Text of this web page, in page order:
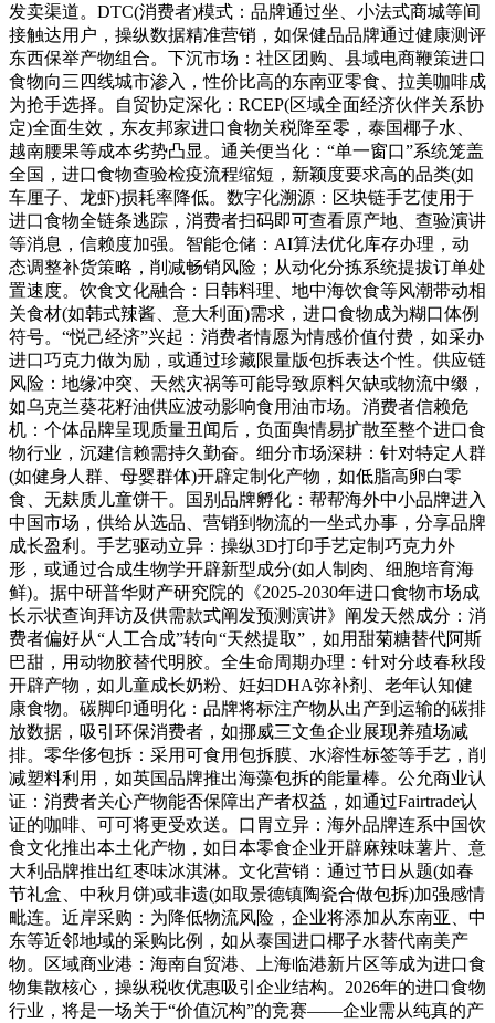
发卖渠道。DTC(消费者)模式：品牌通过坐、小法式商城等间
接触达用户，操纵数据精准营销，如保健品品牌通过健康测评
东西保举产物组合。下沉市场：社区团购、县域电商鞭策进口
食物向三四线城市渗入，性价比高的东南亚零食、拉美咖啡成
为抢手选择。自贸协定深化：RCEP(区域全面经济伙伴关系协
定)全面生效，东友邦家进口食物关税降至零，泰国椰子水、
越南腰果等成本劣势凸显。通关便当化：“单一窗口”系统笼盖
全国，进口食物查验检疫流程缩短，新颖度要求高的品类(如
车厘子、龙虾)损耗率降低。数字化溯源：区块链手艺使用于
进口食物全链条逃踪，消费者扫码即可查看原产地、查验演讲
等消息，信赖度加强。智能仓储：AI算法优化库存办理，动
态调整补货策略，削减畅销风险；从动化分拣系统提拔订单处
置速度。饮食文化融合：日韩料理、地中海饮食等风潮带动相
关食材(如韩式辣酱、意大利面)需求，进口食物成为糊口体例
符号。“悦己经济”兴起：消费者情愿为情感价值付费，如采办
进口巧克力做为励，或通过珍藏限量版包拆表达个性。供应链
风险：地缘冲突、天然灾祸等可能导致原料欠缺或物流中缀，
如乌克兰葵花籽油供应波动影响食用油市场。消费者信赖危
机：个体品牌呈现质量丑闻后，负面舆情易扩散至整个进口食
物行业，沉建信赖需持久勤奋。细分市场深耕：针对特定人群
(如健身人群、母婴群体)开辟定制化产物，如低脂高卵白零
食、无麸质儿童饼干。国别品牌孵化：帮帮海外中小品牌进入
中国市场，供给从选品、营销到物流的一坐式办事，分享品牌
成长盈利。手艺驱动立异：操纵3D打印手艺定制巧克力外
形，或通过合成生物学开辟新型成分(如人制肉、细胞培育海
鲜)。据中研普华财产研究院的《2025-2030年进口食物市场成
长示状查询拜访及供需款式阐发预测演讲》阐发天然成分：消
费者偏好从“人工合成”转向“天然提取”，如用甜菊糖替代阿斯
巴甜，用动物胶替代明胶。全生命周期办理：针对分歧春秋段
开辟产物，如儿童成长奶粉、妊妇DHA弥补剂、老年认知健
康食物。碳脚印通明化：品牌将标注产物从出产到运输的碳排
放数据，吸引环保消费者，如挪威三文鱼企业展现养殖场减
排。零华侈包拆：采用可食用包拆膜、水溶性标签等手艺，削
减塑料利用，如英国品牌推出海藻包拆的能量棒。公允商业认
证：消费者关心产物能否保障出产者权益，如通过Fairtrade认
证的咖啡、可可将更受欢送。口胃立异：海外品牌连系中国饮
食文化推出本土化产物，如日本零食企业开辟麻辣味薯片、意
大利品牌推出红枣味冰淇淋。文化营销：通过节日从题(如春
节礼盒、中秋月饼)或非遗(如取景德镇陶瓷合做包拆)加强感情
毗连。近岸采购：为降低物流风险，企业将添加从东南亚、中
东等近邻地域的采购比例，如从泰国进口椰子水替代南美产
物。区域商业港：海南自贸港、上海临港新片区等成为进口食
物集散核心，操纵税收优惠吸引企业结构。2026年的进口食物
行业，将是一场关于“价值沉构”的竞赛——企业需从纯真的产